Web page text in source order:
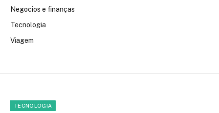
Negocios e finanças
Tecnologia
Viagem
TECNOLOGIA